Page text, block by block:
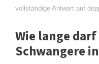
vollständige Antwort auf
Wie lange
Schwangere